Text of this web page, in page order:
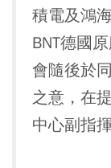
積電及鴻
BNT德國
會隨後於
之意，在
中心副指